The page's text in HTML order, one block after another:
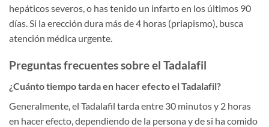
hepáticos severos, o has tenido un infarto en los últimos 90
días. Si la erección dura más de 4 horas (priapismo), busca
atención médica urgente.
Preguntas frecuentes sobre el Tadalafil
¿Cuánto tiempo tarda en hacer efecto el Tadalafil?
Generalmente, el Tadalafil tarda entre 30 minutos y 2 horas
en hacer efecto, dependiendo de la persona y de si ha comido